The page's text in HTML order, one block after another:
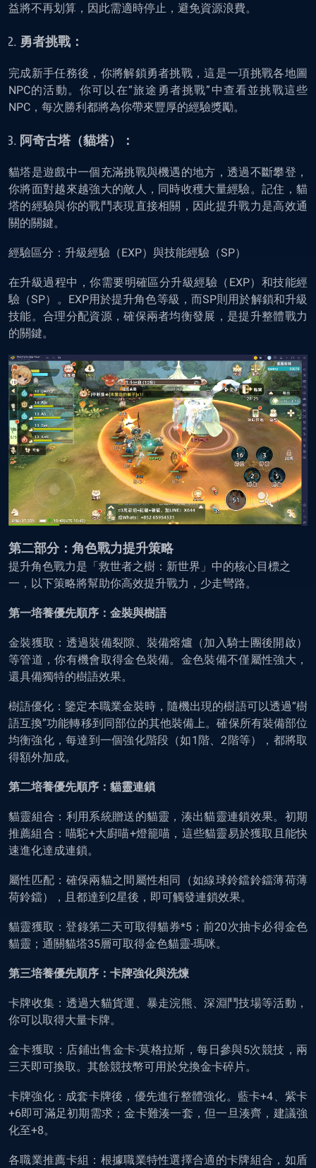
益將不再划算，因此需適時停止，避免資源浪費。
勇者挑戰：
完成新手任務後，你將解鎖勇者挑戰，這是一項挑戰各地圖
NPC的活動。你可以在“旅途勇者挑戰”中查看並挑戰這些
NPC，每次勝利都將為你帶來豐厚的經驗獎勵。
阿奇古塔（貓塔）：
貓塔是遊戲中一個充滿挑戰與機遇的地方，透過不斷攀登，
你將面對越來越強大的敵人，同時收穫大量經驗。記住，貓
塔的經驗與你的戰鬥表現直接相關，因此提升戰力是高效通
關的關鍵。
經驗區分：升級經驗（EXP）與技能經驗（SP）
在升級過程中，你需要明確區分升級經驗（EXP）和技能經
驗（SP）。EXP用於提升角色等級，而SP則用於解鎖和升級
技能。合理分配資源，確保兩者均衡發展，是提升整體戰力
的關鍵。
第二部分：角色戰力提升策略
提升角色戰力是「救世者之樹：新世界」中的核心目標之
一，以下策略將幫助你高效提升戰力，少走彎路。
第一培養優先順序：金裝與樹語
金裝獲取：透過裝備裂隙、裝備熔爐（加入騎士團後開啟）
等管道，你有機會取得金色裝備。金色裝備不僅屬性強大，
還具備獨特的樹語效果。
樹語優化：鑒定本職業金裝時，隨機出現的樹語可以透過“樹
語互換”功能轉移到同部位的其他裝備上。確保所有裝備部位
均衡強化，每達到一個強化階段（如1階、2階等），都將取
得額外加成。
第二培養優先順序：貓靈連鎖
貓靈組合：利用系統贈送的貓靈，湊出貓靈連鎖效果。初期
推薦組合：喵駝+大廚喵+燈籠喵，這些貓靈易於獲取且能快
速進化達成連鎖。
屬性匹配：確保兩貓之間屬性相同（如線球鈴鐺鈴鐺薄荷薄
荷鈴鐺），且都達到2星後，即可觸發連鎖效果。
貓靈獲取：登錄第二天可取得貓券*5；前20次抽卡必得金色
貓靈；通關貓塔35層可取得金色貓靈-瑪咪。
第三培養優先順序：卡牌強化與洗煉
卡牌收集：透過大貓貨運、暴走浣熊、深淵鬥技場等活動，
你可以取得大量卡牌。
金卡獲取：店鋪出售金卡-莫格拉斯，每日參與5次競技，兩
三天即可換取。其餘競技幣可用於兌換金卡碎片。
卡牌強化：成套卡牌後，優先進行整體強化。藍卡+4、紫卡
+6即可滿足初期需求；金卡難湊一套，但一旦湊齊，建議強
化至+8。
各職業推薦卡組：根據職業特性選擇合適的卡牌組合，如盾